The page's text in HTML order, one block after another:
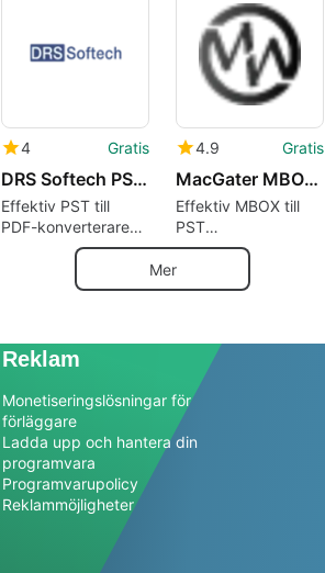
4 Gratis
DRS Softech PST to PDF Converter
Effektiv PST till
PDF-konverterare
4.9 Gratis
MacGater MBOX to PST Converter
Effektiv MBOX till
PST
konverteringsverktyg
för Mac
Mer
Reklam
Monetiseringslösningar för
förläggare
Ladda upp och hantera din
programvara
Programvarupolicy
Reklammöjligheter